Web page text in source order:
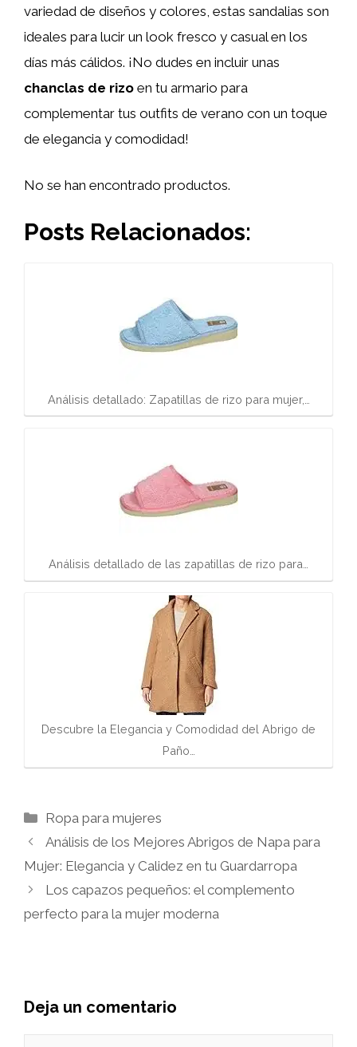
variedad de diseños y colores, estas sandalias son
ideales para lucir un look fresco y casual en los
días más cálidos. ¡No dudes en incluir unas
chanclas de rizo en tu armario para
complementar tus outfits de verano con un toque
de elegancia y comodidad!
No se han encontrado productos.
Posts Relacionados:
Análisis detallado: Zapatillas de rizo para mujer,…
Análisis detallado de las zapatillas de rizo para…
Descubre la Elegancia y Comodidad del Abrigo de
Paño…
Categorías
Ropa para mujeres
Análisis de los Mejores Abrigos de Napa para
Mujer: Elegancia y Calidez en tu Guardarropa
Los capazos pequeños: el complemento
perfecto para la mujer moderna
Deja un comentario